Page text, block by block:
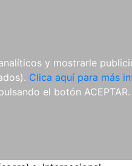
y mostrarle
Clica aquí para más
el botón ACEPTAR.
REVISTAS
CDS Y
DVDS